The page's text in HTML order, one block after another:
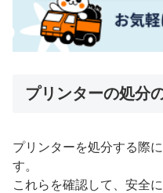
プリンターの処分
プリンターを処分する際
す。
これらを確認して、安全